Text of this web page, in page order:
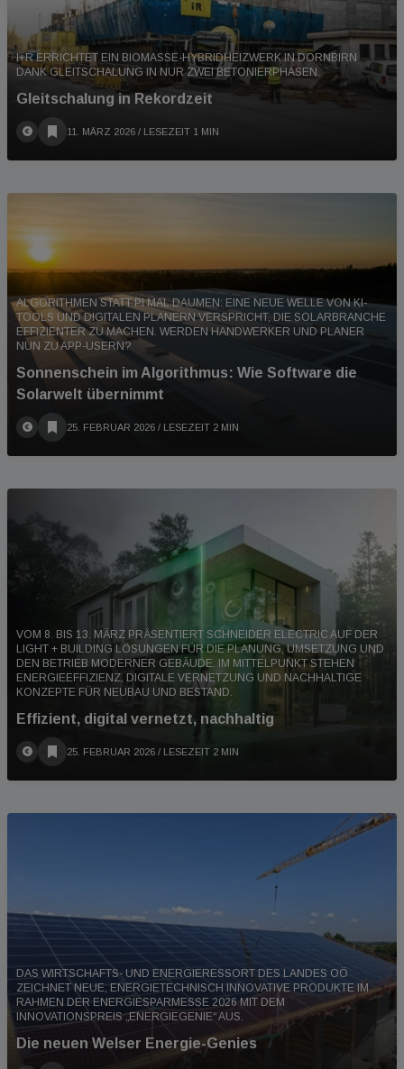
I+R ERRICHTET EIN BIOMASSE-HYBRIDHEIZWERK IN DORNBIRN
DANK GLEITSCHALUNG IN NUR ZWEI BETONIERPHASEN.
Gleitschalung in Rekordzeit
11. MÄRZ 2026 / LESEZEIT 1 MIN
ALGORITHMEN STATT PI MAL DAUMEN: EINE NEUE WELLE VON KI-
TOOLS UND DIGITALEN PLANERN VERSPRICHT, DIE SOLARBRANCHE
EFFIZIENTER ZU MACHEN. WERDEN HANDWERKER UND PLANER
NUN ZU APP-USERN?
Sonnenschein im Algorithmus: Wie Software die
Solarwelt übernimmt
25. FEBRUAR 2026 / LESEZEIT 2 MIN
VOM 8. BIS 13. MÄRZ PRÄSENTIERT SCHNEIDER ELECTRIC AUF DER
LIGHT + BUILDING LÖSUNGEN FÜR DIE PLANUNG, UMSETZUNG UND
DEN BETRIEB MODERNER GEBÄUDE. IM MITTELPUNKT STEHEN
ENERGIEEFFIZIENZ, DIGITALE VERNETZUNG UND NACHHALTIGE
KONZEPTE FÜR NEUBAU UND BESTAND.
Effizient, digital vernetzt, nachhaltig
25. FEBRUAR 2026 / LESEZEIT 2 MIN
DAS WIRTSCHAFTS- UND ENERGIERESSORT DES LANDES OÖ
ZEICHNET NEUE, ENERGIETECHNISCH INNOVATIVE PRODUKTE IM
RAHMEN DER ENERGIESPARMESSE 2026 MIT DEM
INNOVATIONSPREIS „ENERGIEGENIE“ AUS.
Die neuen Welser Energie-Genies